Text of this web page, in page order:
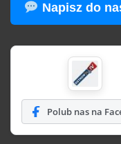
Napisz do
Polub nas na